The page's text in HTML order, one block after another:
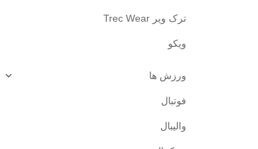
ترک ویر Trec Wear
ویکو
ورزش ‌ها
فوتبال
والیبال